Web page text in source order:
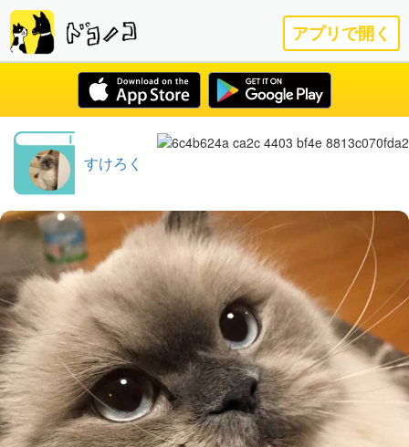
アプリで開く
すけろく